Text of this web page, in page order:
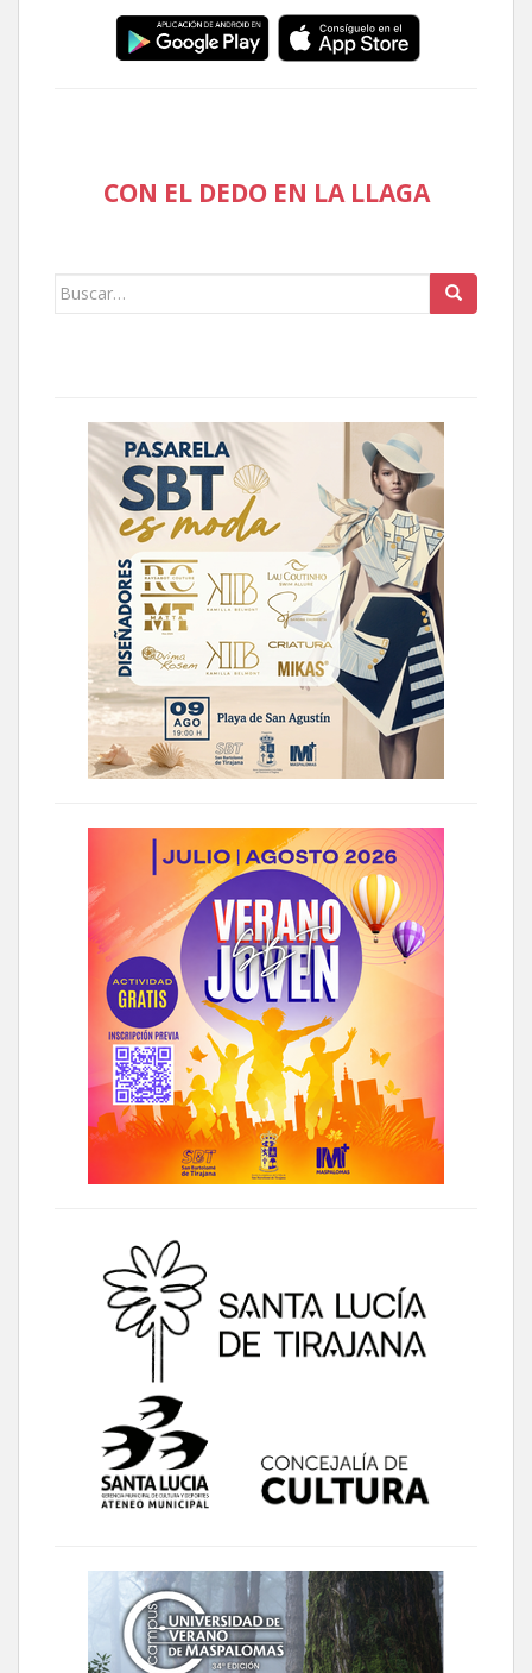
CON EL DEDO EN LA LLAGA
Buscar: